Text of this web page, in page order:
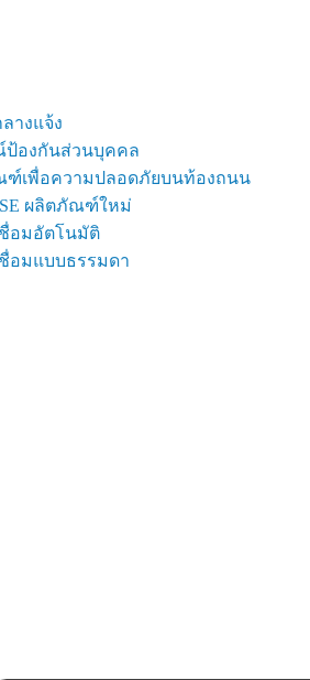
างแจ้ง
ป้องกันส่วนบุคคล
ฑ์เพื่อความปลอดภัยบนท้องถนน
ผลิตภัณฑ์ใหม่
อมอัตโนมัติ
อมแบบธรรมดา